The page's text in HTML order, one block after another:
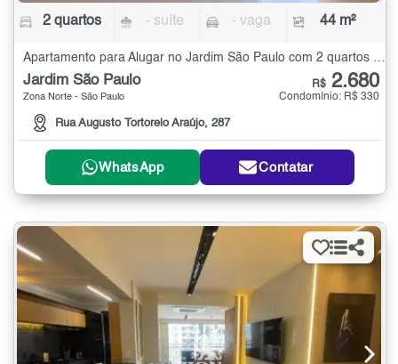
2 quartos - suíte - vaga 44 m²
Apartamento para Alugar no Jardim São Paulo com 2 quartos - 44 m²
Jardim São Paulo
Zona Norte - São Paulo
Rua Augusto Tortorelo Araújo, 287
R$ 2.680
Condomínio: R$ 330
WhatsApp Contatar